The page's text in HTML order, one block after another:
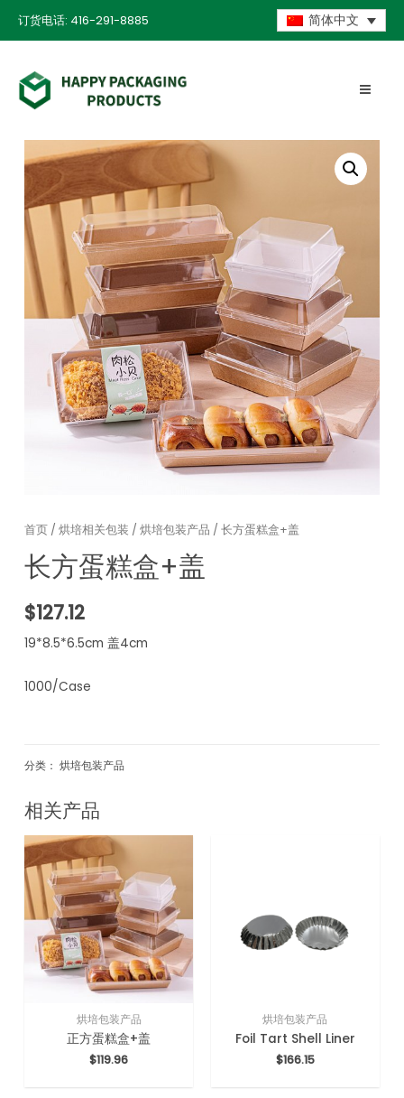
订货电话: 416-291-8885 简体中文
首页 /烘培相关包装 /烘培包装产品 / 长方蛋糕盒+盖
长方蛋糕盒+盖
$127.12
19*8.5*6.5cm 盖4cm
1000/Case
分类：烘培包装产品
相关产品
烘培包装产品
正方蛋糕盒+盖
$119.96
烘培包装产品
Foil Tart Shell Liner
$166.15